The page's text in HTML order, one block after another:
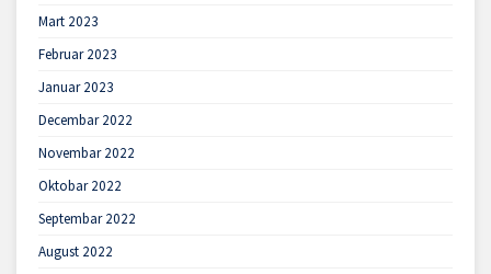
Mart 2023
Februar 2023
Januar 2023
Decembar 2022
Novembar 2022
Oktobar 2022
Septembar 2022
August 2022